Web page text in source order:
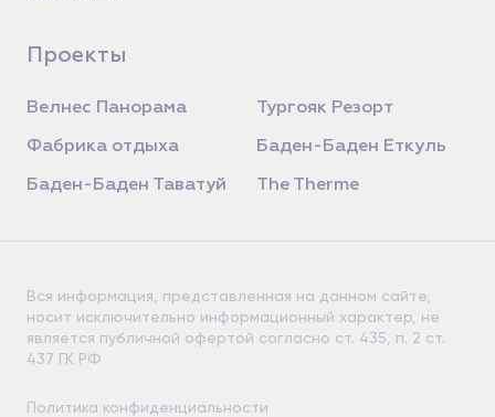
Проекты
Велнес Панорама Тургояк Резорт
Фабрика отдыха Баден-Баден Еткуль
Баден-Баден Таватуй The Therme
Вся информация, представленная на данном сайте,
носит исключительно информационный характер, не
является публичной офертой согласно ст. 435, п. 2 ст.
437 ГК РФ
Политика конфиденциальности